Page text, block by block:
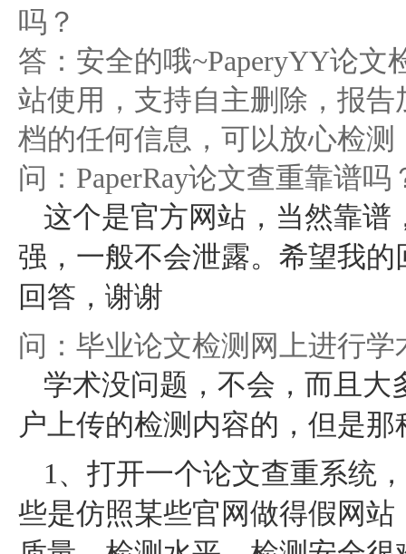
吗？
答：安全的哦~PaperyYY论
站使用，支持自主删除，报
档的任何信息，可以放心检测
问：PaperRay论文查重靠谱
这个是官方网站，当然靠谱
强，一般不会泄露。希望我
回答，谢谢
问：毕业论文检测网上进行
学术没问题，不会，而且
户上传的检测内容的，但是
1、打开一个论文查重系统
些是仿照某些官网做得假网